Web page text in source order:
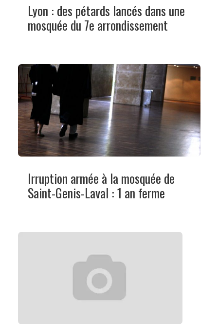
Lyon : des pétards lancés dans une
mosquée du 7e arrondissement
Irruption armée à la mosquée de
Saint-Genis-Laval : 1 an ferme